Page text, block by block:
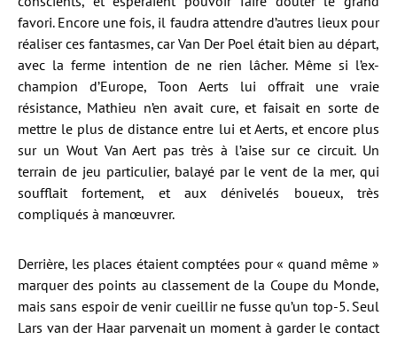
favori. Encore une fois, il faudra attendre d’autres lieux pour
réaliser ces fantasmes, car Van Der Poel était bien au départ,
avec la ferme intention de ne rien lâcher. Même si l’ex-
champion d’Europe, Toon Aerts lui offrait une vraie
résistance, Mathieu n’en avait cure, et faisait en sorte de
mettre le plus de distance entre lui et Aerts, et encore plus
sur un Wout Van Aert pas très à l’aise sur ce circuit. Un
terrain de jeu particulier, balayé par le vent de la mer, qui
soufflait fortement, et aux dénivelés boueux, très
compliqués à manœuvrer.
Derrière, les places étaient comptées pour « quand même »
marquer des points au classement de la Coupe du Monde,
mais sans espoir de venir cueillir ne fusse qu’un top-5. Seul
Lars van der Haar parvenait un moment à garder le contact